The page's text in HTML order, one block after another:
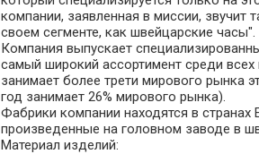
компании, заявленная в миссии,
своем сегменте, как швейцарские часы".
Компания выпускает
самый широкий ассортимент среди
занимает более трети мирового рынка
год занимает 26% мирового рынка).
Фабрики компании находятся в
произведенные на головном заводе в
Материал изделий: